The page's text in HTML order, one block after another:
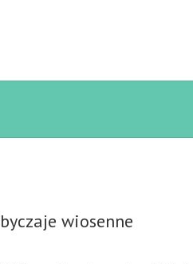
wiosenne